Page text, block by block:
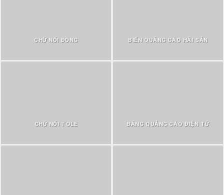
CHỮ NỔI ĐỒNG BIỂN QUẢNG CÁO HẢI SẢN
CHỮ NỔI TOLE BẢNG QUẢNG CÁO ĐIỆN TỬ